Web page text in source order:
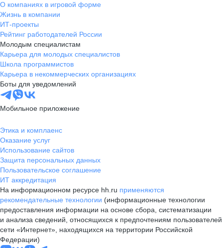
О компаниях в игровой форме
Жизнь в компании
ИТ-проекты
Рейтинг работодателей России
Молодым специалистам
Карьера для молодых специалистов
Школа программистов
Карьера в некоммерческих организациях
Боты для уведомлений
Мобильное приложение
Этика и комплаенс
Оказание услуг
Использование сайтов
Защита персональных данных
Пользовательское соглашение
ИТ аккредитация
На информационном ресурсе hh.ru применяются
рекомендательные технологии (информационные технологии
предоставления информации на основе сбора, систематизации
и анализа сведений, относящихся к предпочтениям пользователей
сети «Интернет», находящихся на территории Российской
Федерации)